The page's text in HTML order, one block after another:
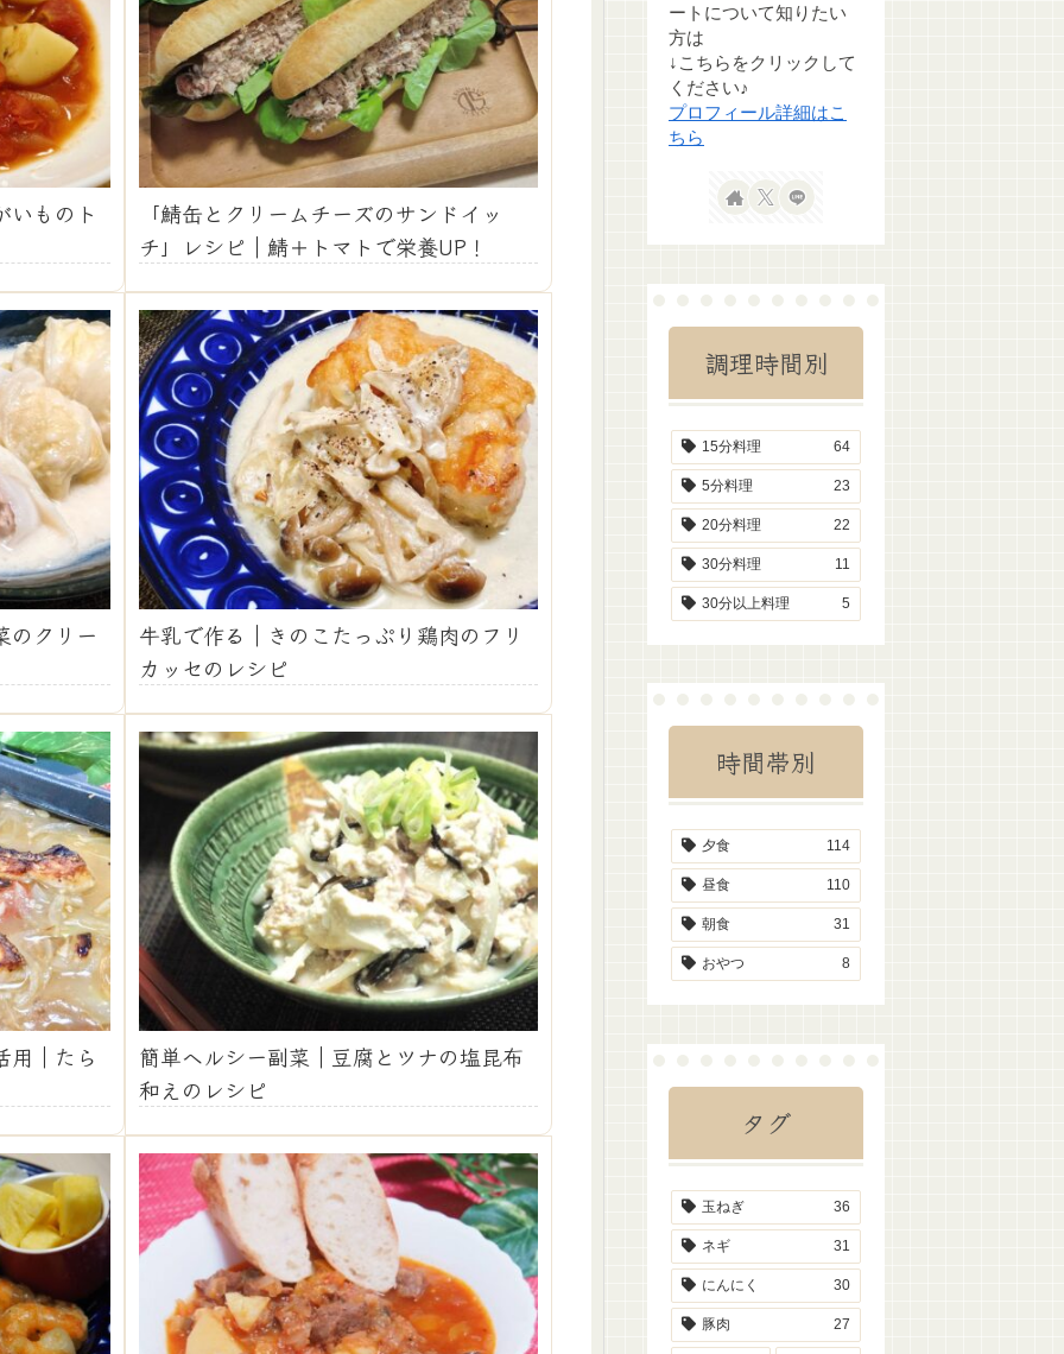
いものト
「鯖缶とクリームチーズのサンドイッ
チ」レシピ｜鯖＋トマトで栄養UP！
のクリー
牛乳で作る｜きのこたっぷり鶏肉のフリ
カッセのレシピ
用｜たら
簡単ヘルシー副菜｜豆腐とツナの塩昆布
和えのレシピ
ートについて知りたい
方は
↓こちらをクリックして
ください♪
プロフィール詳細はこ
ちら
調理時間別
15分料理 64
5分料理 23
20分料理 22
30分料理 11
30分以上料理 5
時間帯別
夕食 114
昼食 110
朝食 31
おやつ 8
タグ
玉ねぎ 36
ネギ 31
にんにく 30
豚肉 27